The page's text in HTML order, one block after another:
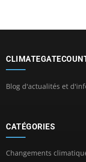
Blog d'actualités et
CATÉGORIES
Changements